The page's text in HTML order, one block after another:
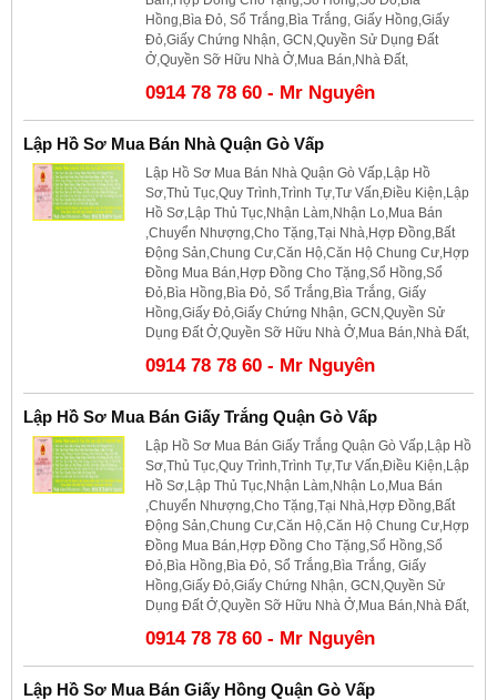
Hồng,Bìa Đỏ, Sổ Trắng,Bìa Trắng, Giấy Hồng,Giấy
Đỏ,Giấy Chứng Nhận, GCN,Quyền Sử Dụng Đất
Ở,Quyền Sỡ Hữu Nhà Ở,Mua Bán,Nhà Đất,
0914 78 78 60 - Mr Nguyên
Lập Hồ Sơ Mua Bán Nhà Quận Gò Vấp
Lập Hồ Sơ Mua Bán Nhà Quận Gò Vấp,Lập Hồ
Sơ,Thủ Tục,Quy Trình,Trình Tự,Tư Vấn,Điều Kiện,Lập
Hồ Sơ,Lập Thủ Tục,Nhận Làm,Nhận Lo,Mua Bán
,Chuyển Nhượng,Cho Tặng,Tại Nhà,Hợp Đồng,Bất
Động Sản,Chung Cư,Căn Hộ,Căn Hộ Chung Cư,Hợp
Đồng Mua Bán,Hợp Đồng Cho Tặng,Sổ Hồng,Sổ
Đỏ,Bìa Hồng,Bìa Đỏ, Sổ Trắng,Bìa Trắng, Giấy
Hồng,Giấy Đỏ,Giấy Chứng Nhận, GCN,Quyền Sử
Dụng Đất Ở,Quyền Sỡ Hữu Nhà Ở,Mua Bán,Nhà Đất,
0914 78 78 60 - Mr Nguyên
Lập Hồ Sơ Mua Bán Giấy Trắng Quận Gò Vấp
Lập Hồ Sơ Mua Bán Giấy Trắng Quận Gò Vấp,Lập Hồ
Sơ,Thủ Tục,Quy Trình,Trình Tự,Tư Vấn,Điều Kiện,Lập
Hồ Sơ,Lập Thủ Tục,Nhận Làm,Nhận Lo,Mua Bán
,Chuyển Nhượng,Cho Tặng,Tại Nhà,Hợp Đồng,Bất
Động Sản,Chung Cư,Căn Hộ,Căn Hộ Chung Cư,Hợp
Đồng Mua Bán,Hợp Đồng Cho Tặng,Sổ Hồng,Sổ
Đỏ,Bìa Hồng,Bìa Đỏ, Sổ Trắng,Bìa Trắng, Giấy
Hồng,Giấy Đỏ,Giấy Chứng Nhận, GCN,Quyền Sử
Dụng Đất Ở,Quyền Sỡ Hữu Nhà Ở,Mua Bán,Nhà Đất,
0914 78 78 60 - Mr Nguyên
Lập Hồ Sơ Mua Bán Giấy Hồng Quận Gò Vấp